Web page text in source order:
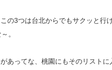
の3つは台北からでもサクッと行
。
あってな、桃園にもそのリストに